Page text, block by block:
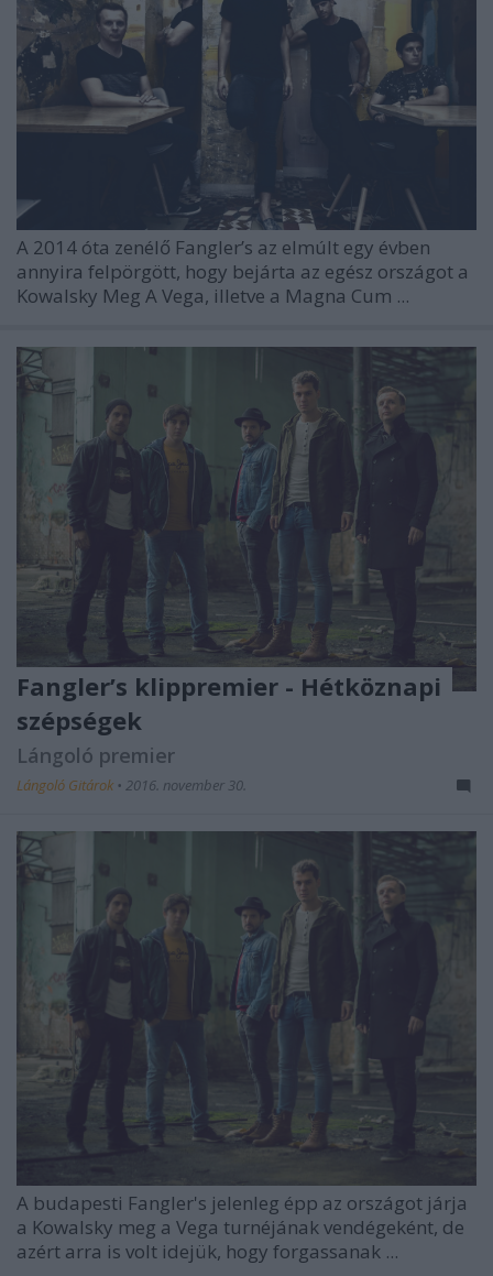
A 2014 óta zenélő Fangler’s az elmúlt egy évben
annyira felpörgött, hogy bejárta az egész országot a
Kowalsky Meg A Vega, illetve a Magna Cum ...
Fangler’s klippremier - Hétköznapi
szépségek
Lángoló premier
Lángoló Gitárok • 2016. november 30.
A budapesti Fangler's jelenleg épp az országot járja
a Kowalsky meg a Vega turnéjának vendégeként, de
azért arra is volt idejük, hogy forgassanak ...